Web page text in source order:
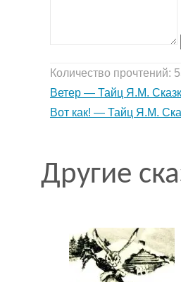
Количество прочтений:
Ветер — Тайц Я.М.
Вот как! — Тайц Я.М.
Другие